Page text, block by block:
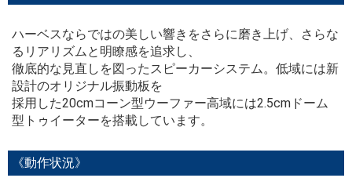
ハーベスならではの美しい響きをさらに磨き上げ、さらな
るリアリズムと明瞭感を追求し、
徹底的な見直しを図ったスピーカーシステム。低域には新
設計のオリジナル振動板を
採用した20cmコーン型ウーファー高域には2.5cmドーム
型トゥイーターを搭載しています。
《動作状況》